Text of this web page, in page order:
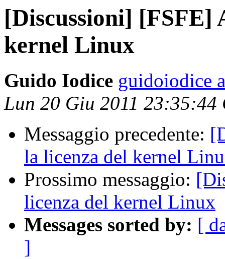
[Discussioni] [FSFE]
kernel Linux
Guido Iodice guidoiodice
Lun 20 Giu 2011 23:35:44
Messaggio precedente:
la licenza del kernel
Prossimo messaggio:
licenza del kernel Linux
Messages sorted by: [
]